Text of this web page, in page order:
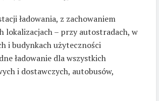
ładowania, z zachowaniem
lokalizacjach – przy autostradach, w
i budynkach użyteczności
ładowanie dla wszystkich
i dostawczych, autobusów,